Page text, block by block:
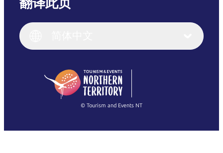
翻译此页
English (US)
English
(Singapore)
Français
繁體中文
© Tourism and Events NT